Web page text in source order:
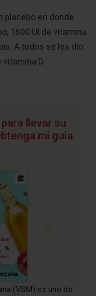
placebo en donde
1600 UI de vitamina
A todos se les dio
D.
llevar su
mi guía
(VSM) es uno de